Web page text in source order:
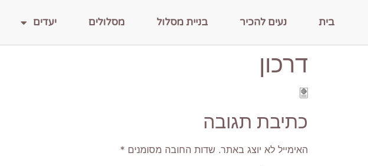
בית נעים להכיר בניית מסלול מסלולים יעדים
דרכון
כתיבת תגובה
האימייל לא יוצג באתר. שדות החובה מסומנים *